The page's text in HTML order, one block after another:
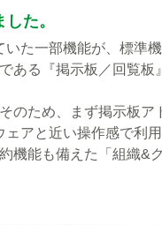
た。
た一部機能が、標準
ある『掲示板／回覧板
のため、まず掲示板ア
アと近い操作感で利
機能も備えた「組織&